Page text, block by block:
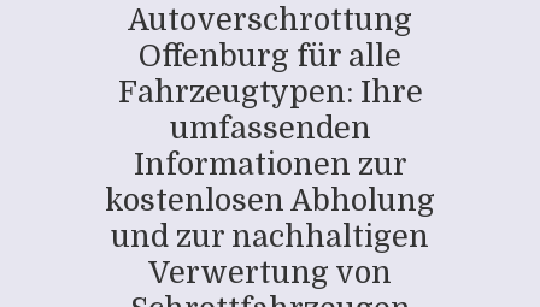
Autoverschrottung
Offenburg für alle
Fahrzeugtypen: Ihre
umfassenden
Informationen zur
kostenlosen Abholung
und zur nachhaltigen
Verwertung von